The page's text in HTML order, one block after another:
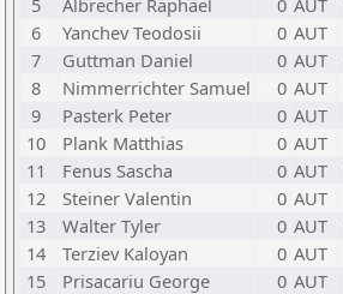
5
Albrecher Raphael 0 AUT
6
Yanchev Teodosii 0 AUT
7
Guttman Daniel 0 AUT
8
Nimmerrichter Samuel 0 AUT
9
Pasterk Peter 0 AUT
10
Plank Matthias 0 AUT
11
Fenus Sascha 0 AUT
12
Steiner Valentin 0 AUT
13
Walter Tyler 0 AUT
14
Terziev Kaloyan 0 AUT
15
Prisacariu George 0 AUT